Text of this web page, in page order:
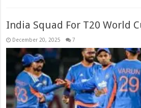
India Squad For T20 World
December 20, 2025 7